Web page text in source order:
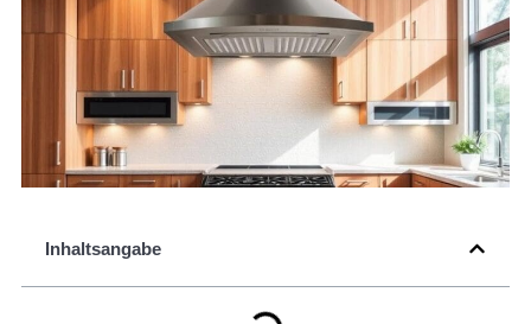
Inhaltsangabe